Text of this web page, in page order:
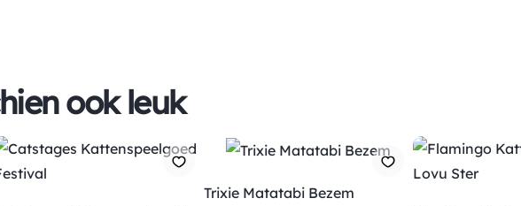
ook leuk
Trixie Matatabi Bezem